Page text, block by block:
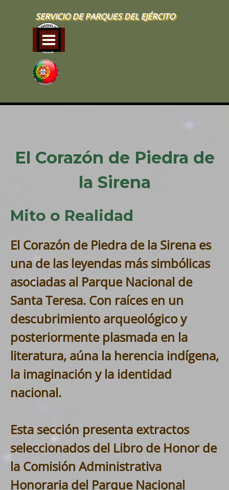
SERVICIO DE PARQUES DEL EJÉRCITO
Saltar menú
El Corazón de Piedra de
la Sirena
Mito o Realidad
El Corazón de Piedra de la Sirena es
una de las leyendas más simbólicas
asociadas al Parque Nacional de
Santa Teresa. Con raíces en un
descubrimiento arqueológico y
posteriormente plasmada en la
literatura, aúna la herencia indígena,
la imaginación y la identidad
nacional.
Esta sección presenta extractos
seleccionados del Libro de Honor de
la Comisión Administrativa
Honoraria del Parque Nacional